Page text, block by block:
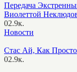
Передача
Виолеттой
02.9к.
Новости
Стас Ай, Как
02.9к.